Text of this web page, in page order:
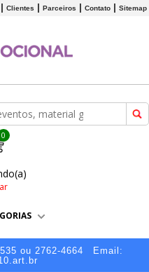
Clientes Parceiros Contato Sitemap
0
ou 2762-4664
Email: